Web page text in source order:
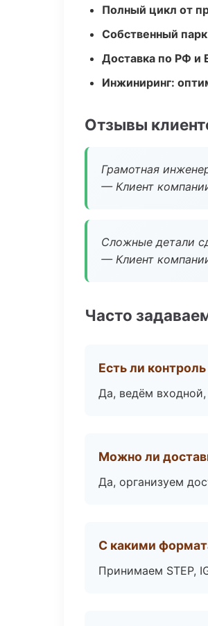
Полный цикл от
Собственный
Доставка по РФ и
Инжиниринг:
Отзывы
Грамотная
— Клиент
Сложные детали
— Клиент
Часто
Есть ли
Да, ведём
Можно ли
Да, организуем
С какими
Принимаем STEP,